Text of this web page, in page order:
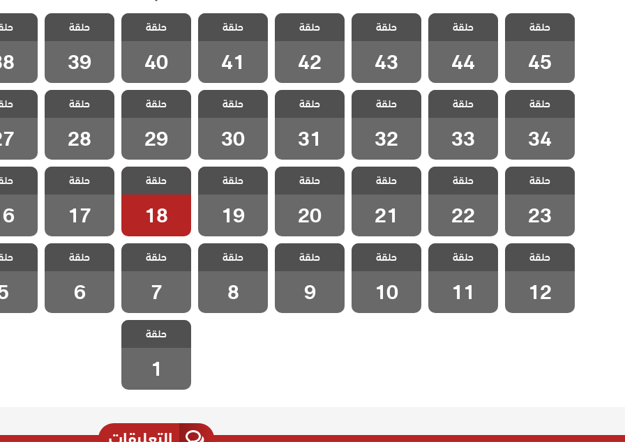
مسلسل حبات
اللؤلؤ الحلقة
45
حلقة
45
مسلسل حبات
اللؤلؤ الحلقة
44
حلقة
44
مسلسل حبات
اللؤلؤ الحلقة
43
حلقة
43
مسلسل حبات
اللؤلؤ الحلقة
42
حلقة
42
مسلسل حبات
اللؤلؤ الحلقة
41
حلقة
41
مسلسل حبات
اللؤلؤ الحلقة
40
حلقة
40
مسلسل حبات
اللؤلؤ الحلقة
39
حلقة
39
مسلسل حبات
اللؤلؤ الحلقة
34
حلقة
34
مسلسل حبات
اللؤلؤ الحلقة
33
حلقة
33
مسلسل حبات
اللؤلؤ الحلقة
32
حلقة
32
مسلسل حبات
اللؤلؤ الحلقة
31
حلقة
31
مسلسل حبات
اللؤلؤ الحلقة
30
حلقة
30
مسلسل حبات
اللؤلؤ الحلقة
29
حلقة
29
مسلسل حبات
اللؤلؤ الحلقة
28
حلقة
28
مسلسل حبات
اللؤلؤ الحلقة
23
حلقة
23
مسلسل حبات
اللؤلؤ الحلقة
22
حلقة
22
مسلسل حبات
اللؤلؤ الحلقة
21
حلقة
21
مسلسل حبات
اللؤلؤ الحلقة
20
حلقة
20
مسلسل حبات
اللؤلؤ الحلقة
19
حلقة
19
مسلسل حبات
اللؤلؤ الحلقة
18
حلقة
18
مسلسل حبات
اللؤلؤ الحلقة
17
حلقة
17
مسلسل حبات
اللؤلؤ الحلقة
12
حلقة
12
مسلسل حبات
اللؤلؤ الحلقة
11
حلقة
11
مسلسل حبات
اللؤلؤ الحلقة
10
حلقة
10
مسلسل حبات
اللؤلؤ الحلقة 9
حلقة
9
مسلسل حبات
اللؤلؤ الحلقة 8
حلقة
8
مسلسل حبات
اللؤلؤ الحلقة 7
حلقة
7
مسلسل حبات
اللؤلؤ الحلقة 6
حلقة
6
اللؤلؤ
مسلسل حبات
اللؤلؤ الحلقة 1
حلقة
1